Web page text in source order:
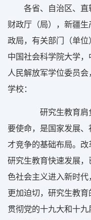
各省、自治区、直
财政厅（局），新疆
政局，有关部门（单位
中国社会科学院大学
人民解放军学位委员
学校：
研究生教育肩
要使命，是国家发展
才竞争的基础布局。
研究生教育快速发展
色社会主义进入新时
更加迫切，研究生教
贯彻党的十九大和十